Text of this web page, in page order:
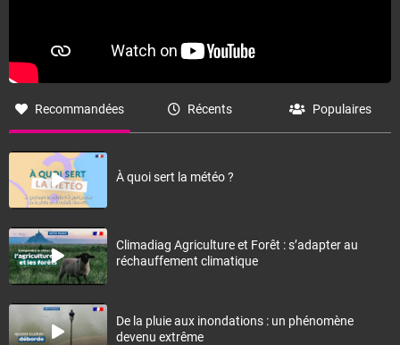
Recommandées Récents Populaires
À quoi sert la météo ?
Climadiag Agriculture et Forêt : s’adapter au
réchauffement climatique
De la pluie aux inondations : un phénomène
devenu extrême